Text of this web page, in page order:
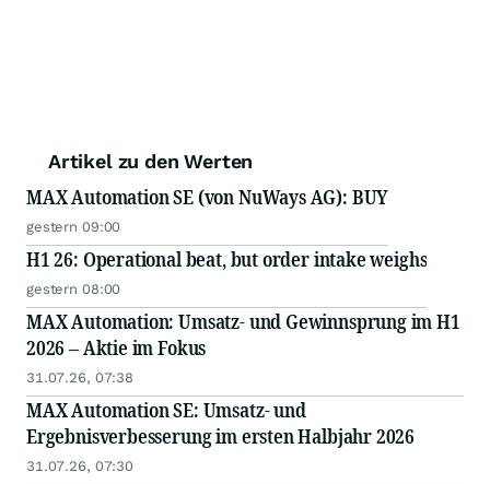
Artikel zu den Werten
MAX Automation SE (von NuWays AG): BUY
gestern 09:00
H1 26: Operational beat, but order intake weighs
gestern 08:00
MAX Automation: Umsatz- und Gewinnsprung im H1
2026 – Aktie im Fokus
31.07.26, 07:38
MAX Automation SE: Umsatz- und
Ergebnisverbesserung im ersten Halbjahr 2026
31.07.26, 07:30